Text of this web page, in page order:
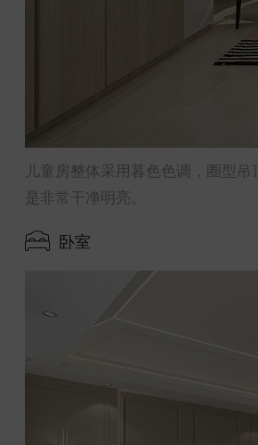
儿童房整体采用暮色色调，圈型
是非常干净明亮。
卧室